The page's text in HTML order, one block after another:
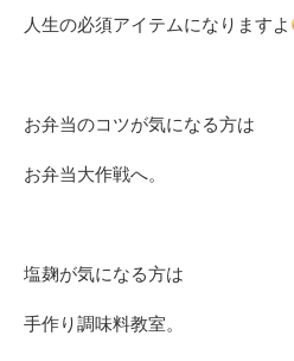
人生の必須アイテムになりますよ
お弁当のコツが気になる方は
お弁当大作戦へ。
塩麹が気になる方は
手作り調味料教室。